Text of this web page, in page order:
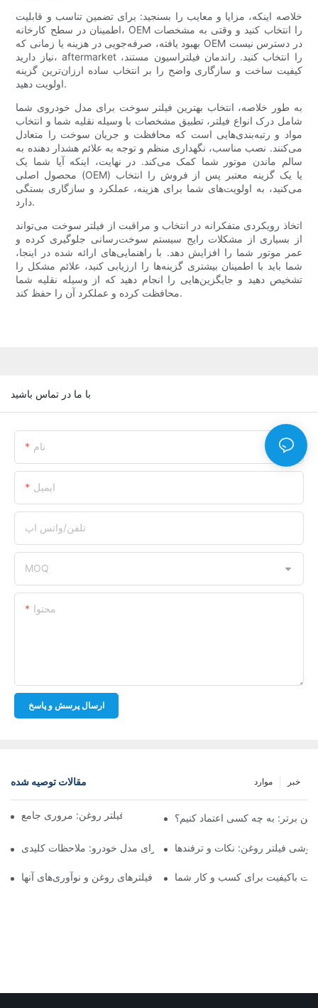
خلاصه اینکه، مزایا و معایب را بسنجید: برای تضمین تناسب و قابلیت
اطمینان در سطح کارخانه، OEM را انتخاب کنید و وقتی به مشخصات
بهبود یافته، صرفه‌جویی در هزینه یا زمانی که OEM در دسترس نیست
نیاز دارید، aftermarket را انتخاب کنید. راندمان فیلتراسیون مستند،
کیفیت ساخت و سازگاری واضح را بر انتخاب ساده ارزان‌ترین گزینه
اولویت دهید.
به طور خلاصه، انتخاب بهترین فیلتر سوخت برای مدل خودروی شما
شامل درک انواع فیلتر، تطبیق مشخصات با وسیله نقلیه شما و انتخاب
مواد و رتبه‌بندی‌هایی است که محافظت و جریان سوخت را متعادل
می‌کنند. نصب مناسب، نگهداری منظم و توجه به علائم هشدار دهنده به
سالم ماندن موتور شما کمک می‌کند. در نهایت، اینکه آیا شما یک
محصول اصلی (OEM) یا یک گزینه معتبر پس از فروش را انتخاب
می‌کنید، به اولویت‌های شما برای هزینه، عملکرد و سازگاری بستگی
دارد.
اتخاذ رویکردی متفکرانه در انتخاب و مراقبت از فیلتر سوخت می‌تواند
از بسیاری از مشکلات رایج سیستم سوخت‌رسانی جلوگیری کرده و
عمر موتور شما را افزایش دهد. با راهنمایی‌های ارائه شده در اینجا،
شما باید با اطمینان بیشتری گزینه‌ها را ارزیابی کنید، علائم مشکل را
تشخیص دهید و جایگزین‌هایی را انجام دهید که از وسیله نقلیه شما
محافظت کرده و عملکرد آن را حفظ کند.
با ما در تماس باشید
نام
ایمیل
تلفن/واتس اپ
MOQ
محتوا
ارسال پرسش و پاسخ
مقالات توصیه شده خبر موارد
شرکت‌های برتر تولیدکننده فیلتر روغن: مروری جامعبرتر: به چه کسی اعتماد کنیم؟
انتخاب فیلتر روغن مناسب برای مدل خودرو: ملاحظات کلیدی
فیلتر روغن: نکات و ترفندها
نگاهی به تولیدکنندگان پیشرو فیلترهای روغن و نوآوری‌های آنها
باکیفیت برای کسب و کار شما